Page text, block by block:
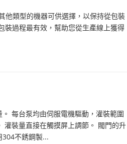
他類型的機器可供選擇，以保持從包裝
裝過程最有效，幫助您從生產線上獲得
每台泵均由伺服電機驅動，灌裝範圍
灌裝量直接在觸摸屏上調節。 閥門的升
304不銹鋼製...